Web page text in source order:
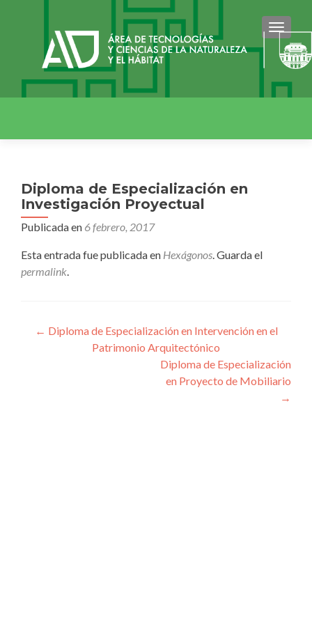
Diploma de Especialización en
Investigación Proyectual
Publicada en 6 febrero, 2017
Esta entrada fue publicada en Hexágonos. Guarda el
permalink.
Navegación
← Diploma de Especialización en Intervención en el
Patrimonio Arquitectónico
Diploma de Especialización
en Proyecto de Mobiliario
→